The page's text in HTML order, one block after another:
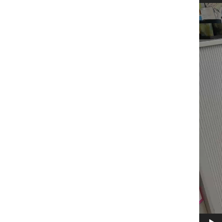
Video-
Player